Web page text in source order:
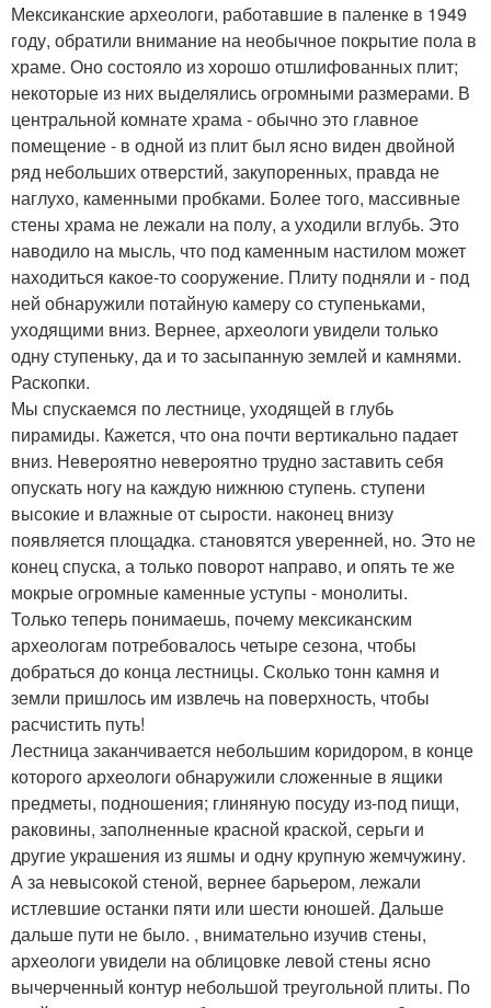
Мексиканские археологи, работавшие в паленке в 1949
году, обратили внимание на необычное покрытие пола в
храме. Оно состояло из хорошо отшлифованных плит;
некоторые из них выделялись огромными размерами. В
центральной комнате храма - обычно это главное
помещение - в одной из плит был ясно виден двойной
ряд небольших отверстий, закупоренных, правда не
наглухо, каменными пробками. Более того, массивные
стены храма не лежали на полу, а уходили вглубь. Это
наводило на мысль, что под каменным настилом может
находиться какое-то сооружение. Плиту подняли и - под
ней обнаружили потайную камеру со ступеньками,
уходящими вниз. Вернее, археологи увидели только
одну ступеньку, да и то засыпанную землей и камнями.
Раскопки.
Мы спускаемся по лестнице, уходящей в глубь
пирамиды. Кажется, что она почти вертикально падает
вниз. Невероятно невероятно трудно заставить себя
опускать ногу на каждую нижнюю ступень. ступени
высокие и влажные от сырости. наконец внизу
появляется площадка. становятся уверенней, но. Это не
конец спуска, а только поворот направо, и опять те же
мокрые огромные каменные уступы - монолиты.
Только теперь понимаешь, почему мексиканским
археологам потребовалось четыре сезона, чтобы
добраться до конца лестницы. Сколько тонн камня и
земли пришлось им извлечь на поверхность, чтобы
расчистить путь!
Лестница заканчивается небольшим коридором, в конце
которого археологи обнаружили сложенные в ящики
предметы, подношения; глиняную посуду из-под пищи,
раковины, заполненные красной краской, серьги и
другие украшения из яшмы и одну крупную жемчужину.
А за невысокой стеной, вернее барьером, лежали
истлевшие останки пяти или шести юношей. Дальше
дальше пути не было. , внимательно изучив стены,
археологи увидели на облицовке левой стены ясно
вычерченный контур небольшой треугольной плиты. По